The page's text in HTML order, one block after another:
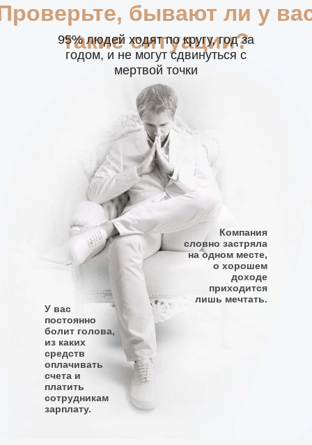
бывают ли у
такие ситуации?
95% людей ходят по кругу, год за
годом, и не могут сдвинуться с
мертвой точки
Компания
словно застряла
на одном месте,
о хорошем
доходе
приходится
лишь мечтать.
У вас
постоянно
болит голова,
из каких
средств
оплачивать
счета и
платить
сотрудникам
зарплату.